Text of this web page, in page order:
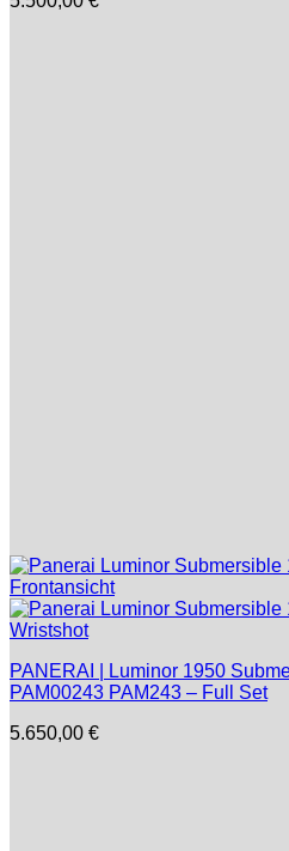
PANERAI | Luminor 1950
PAM00243 PAM243 – Full Set
5.650,00 €